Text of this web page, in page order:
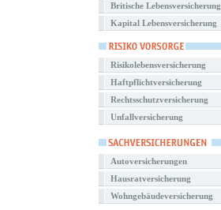
Britische Lebensversicherung
Kapital Lebensversicherung
Risikolebensversicherung
Haftpflichtversicherung
Rechtsschutzversicherung
Unfallversicherung
Autoversicherungen
Hausratversicherung
Wohngebäudeversicherung